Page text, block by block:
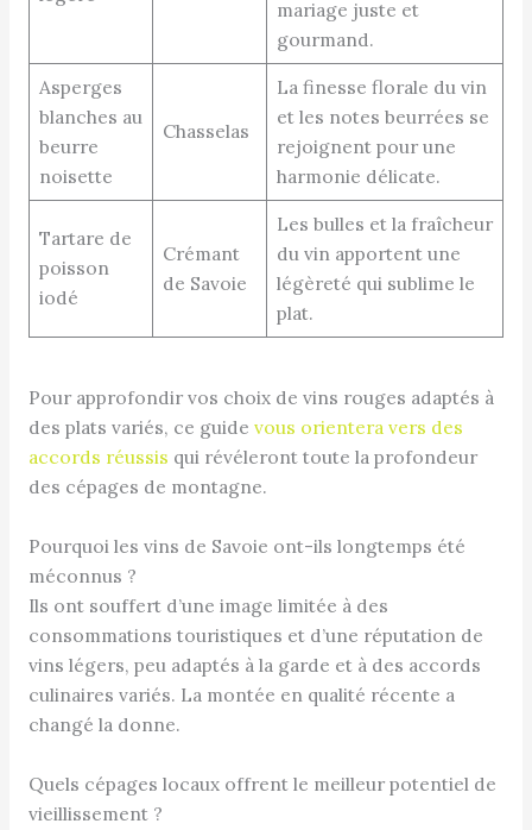
mariage juste et
gourmand.
Asperges
blanches au
beurre
noisette
Chasselas
La finesse florale du vin
et les notes beurrées se
rejoignent pour une
harmonie délicate.
Tartare de
poisson
iodé
Crémant
de Savoie
Les bulles et la fraîcheur
du vin apportent une
légèreté qui sublime le
plat.
Pour approfondir vos choix de vins rouges adaptés à
des plats variés, ce guide vous orientera vers des
accords réussis qui révéleront toute la profondeur
des cépages de montagne.
Pourquoi les vins de Savoie ont-ils longtemps été
méconnus ?
Ils ont souffert d’une image limitée à des
consommations touristiques et d’une réputation de
vins légers, peu adaptés à la garde et à des accords
culinaires variés. La montée en qualité récente a
changé la donne.
Quels cépages locaux offrent le meilleur potentiel de
vieillissement ?